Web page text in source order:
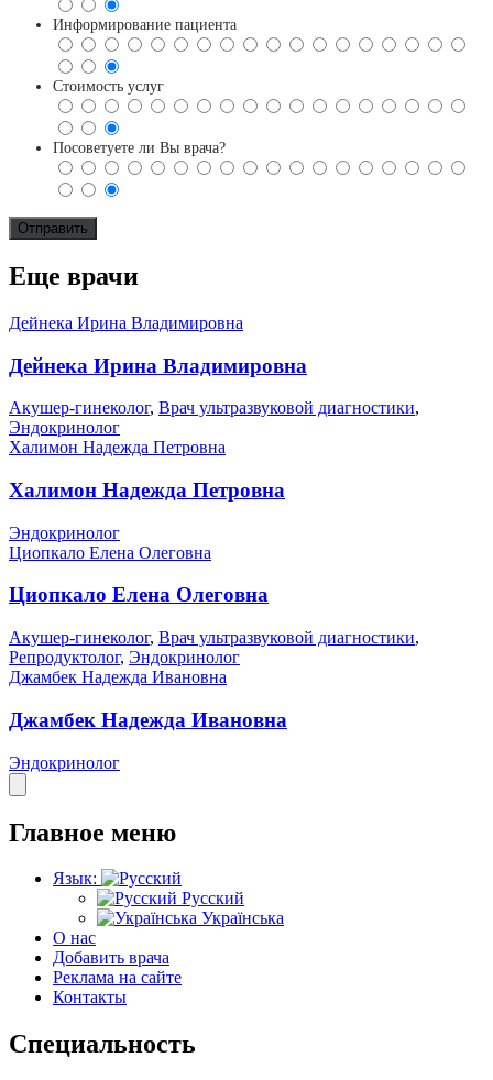
Информирование пациента
Стоимость услуг
Посоветуете ли Вы врача?
Еще врачи
Дейнека Ирина Владимировна
Дейнека Ирина Владимировна
Акушер-гинеколог, Врач ультразвуковой диагностики,
Эндокринолог
Халимон Надежда Петровна
Халимон Надежда Петровна
Эндокринолог
Циопкало Елена Олеговна
Циопкало Елена Олеговна
Акушер-гинеколог, Врач ультразвуковой диагностики,
Репродуктолог, Эндокринолог
Джамбек Надежда Ивановна
Джамбек Надежда Ивановна
Эндокринолог
Главное меню
Язык:
Русский
Українська
О нас
Добавить врача
Реклама на сайте
Контакты
Специальность